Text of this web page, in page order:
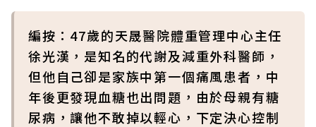
編按：47歲的天晟醫院體重管理中心主任
徐光漢，是知名的代謝及減重外科醫師，
但他自己卻是家族中第一個痛風患者，中
年後更發現血糖也出問題，由於母親有糖
尿病，讓他不敢掉以輕心，下定決心控制